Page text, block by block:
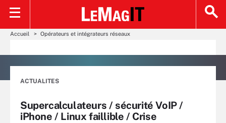
Accueil Opérateurs et intégrateurs réseaux
ACTUALITES
Supercalculateurs / sécurité VoIP /
iPhone / Linux faillible / Crise